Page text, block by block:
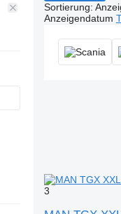
Sortierung:
Anzeigendatum
3